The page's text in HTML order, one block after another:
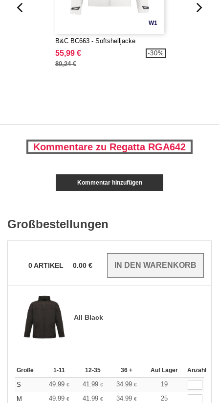
W1
B&C BC663 - Softshelljacke
55,99 €
80,24 €
-30%
Kommentare zu Regatta RGA642
Kommentar hinzufügen
Großbestellungen
0ARTIKEL 0.00 €
All Black
Größe 1-11 12-35 36 + Auf Lager Anzahl
S 49.99 € 41.99 € 34.99 €
19
M
49.99 € 41.99 € 34.99 € 25